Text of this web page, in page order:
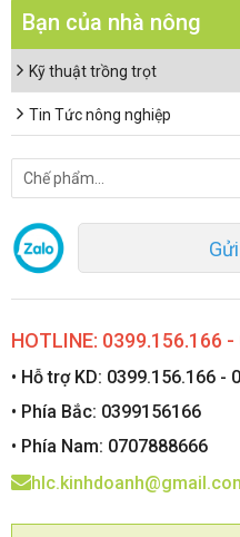
Bạn của nhà nông
Kỹ thuật trồng trọt
Tin Tức nông nghiệp
HOTLINE: 0399.156.166
• Hỗ trợ KD: 0399.156.166 -
• Phía Bắc: 0399156166
• Phía Nam: 0707888666